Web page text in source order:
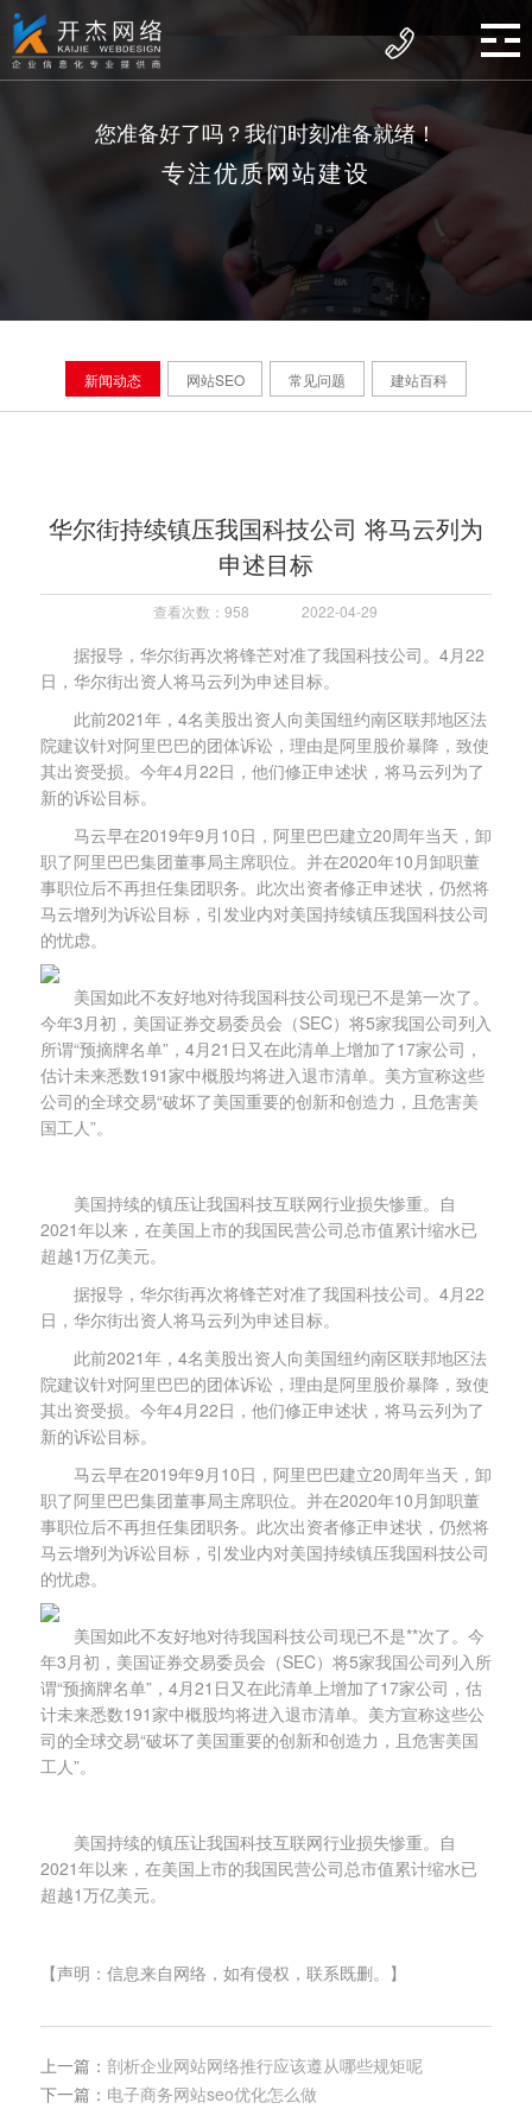
您准备好了吗？我们时刻准备就绪！
专注优质网站建设
新闻动态 网站SEO 常见问题 建站百科
华尔街持续镇压我国科技公司 将马云列为
申述目标
查看次数：958 2022-04-29
据报导，华尔街再次将锋芒对准了我国科技公司。4月22
日，华尔街出资人将马云列为申述目标。
此前2021年，4名美股出资人向美国纽约南区联邦地区法
院建议针对阿里巴巴的团体诉讼，理由是阿里股价暴降，致使
其出资受损。今年4月22日，他们修正申述状，将马云列为了
新的诉讼目标。
马云早在2019年9月10日，阿里巴巴建立20周年当天，卸
职了阿里巴巴集团董事局主席职位。并在2020年10月卸职董
事职位后不再担任集团职务。此次出资者修正申述状，仍然将
马云增列为诉讼目标，引发业内对美国持续镇压我国科技公司
的忧虑。
美国如此不友好地对待我国科技公司现已不是第一次了。
今年3月初，美国证券交易委员会（SEC）将5家我国公司列入
所谓“预摘牌名单”，4月21日又在此清单上增加了17家公司，
估计未来悉数191家中概股均将进入退市清单。美方宣称这些
公司的全球交易“破坏了美国重要的创新和创造力，且危害美
国工人”。
美国持续的镇压让我国科技互联网行业损失惨重。自
2021年以来，在美国上市的我国民营公司总市值累计缩水已
超越1万亿美元。
据报导，华尔街再次将锋芒对准了我国科技公司。4月22
日，华尔街出资人将马云列为申述目标。
此前2021年，4名美股出资人向美国纽约南区联邦地区法
院建议针对阿里巴巴的团体诉讼，理由是阿里股价暴降，致使
其出资受损。今年4月22日，他们修正申述状，将马云列为了
新的诉讼目标。
马云早在2019年9月10日，阿里巴巴建立20周年当天，卸
职了阿里巴巴集团董事局主席职位。并在2020年10月卸职董
事职位后不再担任集团职务。此次出资者修正申述状，仍然将
马云增列为诉讼目标，引发业内对美国持续镇压我国科技公司
的忧虑。
美国如此不友好地对待我国科技公司现已不是**次了。今
年3月初，美国证券交易委员会（SEC）将5家我国公司列入所
谓“预摘牌名单”，4月21日又在此清单上增加了17家公司，估
计未来悉数191家中概股均将进入退市清单。美方宣称这些公
司的全球交易“破坏了美国重要的创新和创造力，且危害美国
工人”。
美国持续的镇压让我国科技互联网行业损失惨重。自
2021年以来，在美国上市的我国民营公司总市值累计缩水已
超越1万亿美元。
【声明：信息来自网络，如有侵权，联系既删。】
上一篇： 剖析企业网站网络推行应该遵从哪些规矩呢
下一篇： 电子商务网站seo优化怎么做